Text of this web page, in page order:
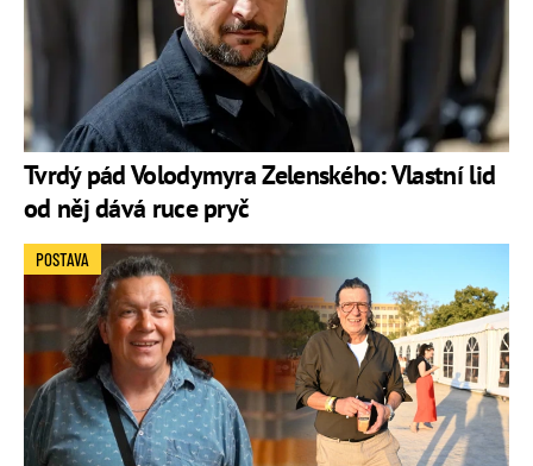
Tvrdý pád Volodymyra Zelenského: Vlastní lid
od něj dává ruce pryč
POSTAVA